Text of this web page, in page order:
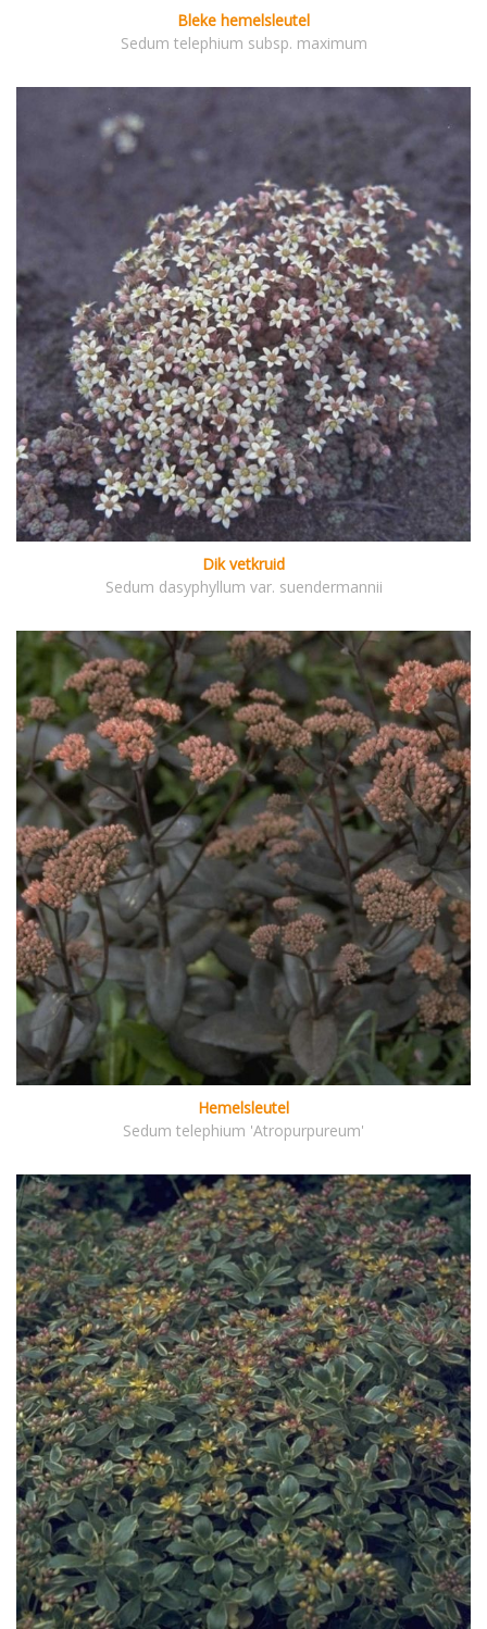
Bleke hemelsleutel
Sedum telephium subsp. maximum
Dik vetkruid
Sedum dasyphyllum var. suendermannii
Hemelsleutel
Sedum telephium 'Atropurpureum'